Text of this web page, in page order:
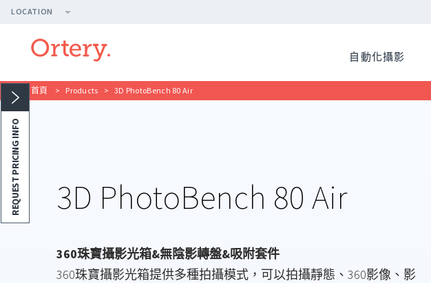
LOCATION
自動化攝影
首頁 > Products > 3D PhotoBench 80 Air
3D PhotoBench 80 Air
360珠寶攝影光箱&無陰影轉盤&吸附套件
360珠寶攝影光箱提供多種拍攝模式，可以拍攝靜態、360影像、影
REQUEST PRICING INFO